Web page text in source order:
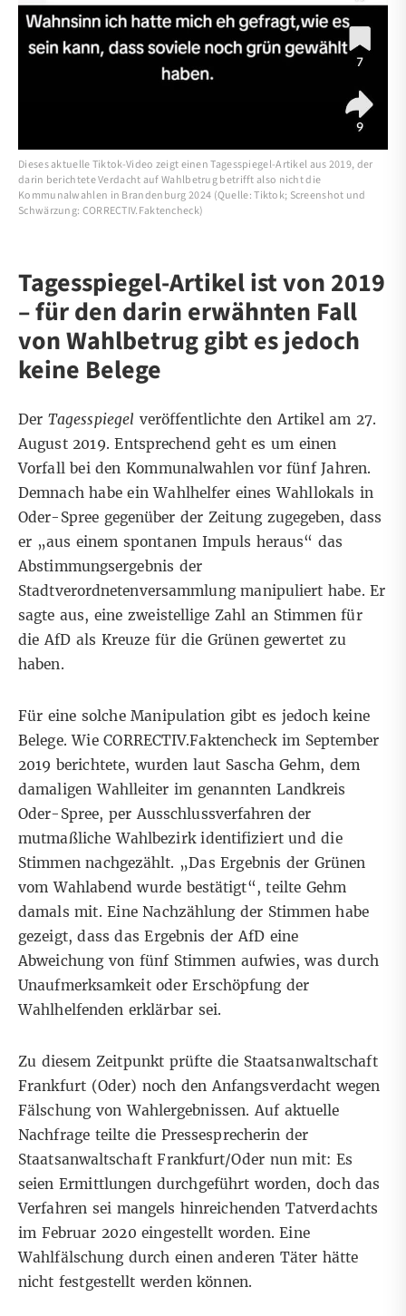
Dieses aktuelle Tiktok-Video zeigt einen Tagesspiegel-Artikel aus 2019, der
darin berichtete Verdacht auf Wahlbetrug betrifft also nicht die
Kommunalwahlen in Brandenburg 2024 (Quelle: Tiktok; Screenshot und
Schwärzung: CORRECTIV.Faktencheck)
Tagesspiegel-Artikel ist von 2019
– für den darin erwähnten Fall
von Wahlbetrug gibt es jedoch
keine Belege
Der Tagesspiegel veröffentlichte den Artikel am 27.
August 2019. Entsprechend geht es um einen
Vorfall bei den Kommunalwahlen vor fünf Jahren.
Demnach habe ein Wahlhelfer eines Wahllokals in
Oder-Spree gegenüber der Zeitung zugegeben, dass
er „aus einem spontanen Impuls heraus“ das
Abstimmungsergebnis der
Stadtverordnetenversammlung manipuliert habe. Er
sagte aus, eine zweistellige Zahl an Stimmen für
die AfD als Kreuze für die Grünen gewertet zu
haben.
Für eine solche Manipulation gibt es jedoch keine
Belege. Wie CORRECTIV.Faktencheckim September
2019 berichtete, wurden laut Sascha Gehm, dem
damaligen Wahlleiter im genannten Landkreis
Oder-Spree, per Ausschlussverfahren der
mutmaßliche Wahlbezirk identifiziert und die
Stimmen nachgezählt. „Das Ergebnis der Grünen
vom Wahlabend wurde bestätigt“, teilte Gehm
damals mit. Eine Nachzählung der Stimmen habe
gezeigt, dass das Ergebnis der AfD eine
Abweichung von fünf Stimmen aufwies, was durch
Unaufmerksamkeit oder Erschöpfung der
Wahlhelfenden erklärbar sei.
Zu diesem Zeitpunkt prüfte die Staatsanwaltschaft
Frankfurt (Oder) noch den Anfangsverdacht wegen
Fälschung von Wahlergebnissen. Auf aktuelle
Nachfrage teilte die Pressesprecherin der
Staatsanwaltschaft Frankfurt/Oder nun mit: Es
seien Ermittlungen durchgeführt worden, doch das
Verfahren sei mangels hinreichenden Tatverdachts
im Februar 2020 eingestellt worden. Eine
Wahlfälschung durch einen anderen Täter hätte
nicht festgestellt werden können.